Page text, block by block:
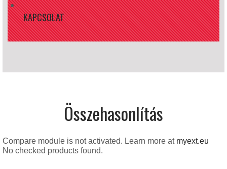
KAPCSOLAT
Összehasonlítás
Compare module is not activated. Learn more at myext.eu
No checked products found.